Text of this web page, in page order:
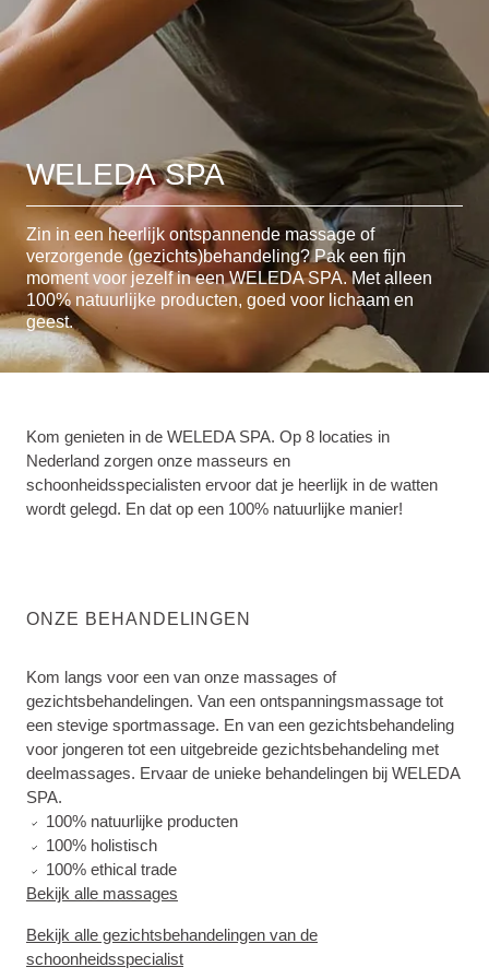
WELEDA SPA
Zin in een heerlijk ontspannende massage of
verzorgende (gezichts)behandeling? Pak een fijn
moment voor jezelf in een WELEDA SPA. Met alleen
100% natuurlijke producten, goed voor lichaam en
geest.
Kom genieten in de WELEDA SPA. Op 8 locaties in
Nederland zorgen onze masseurs en
schoonheidsspecialisten ervoor dat je heerlijk in de watten
wordt gelegd. En dat op een 100% natuurlijke manier!
ONZE BEHANDELINGEN
Kom langs voor een van onze massages of
gezichtsbehandelingen. Van een ontspanningsmassage tot
een stevige sportmassage. En van een gezichtsbehandeling
voor jongeren tot een uitgebreide gezichtsbehandeling met
deelmassages. Ervaar de unieke behandelingen bij WELEDA
SPA.
100% natuurlijke producten
100% holistisch
100% ethical trade
Bekijk alle massages
Bekijk alle gezichtsbehandelingen van de
schoonheidsspecialist